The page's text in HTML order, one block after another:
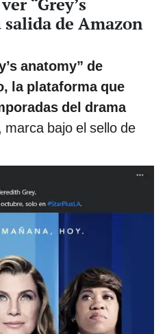
“Grey’s
de Amazon
anatomy” de
la plataforma que
del drama
marca bajo el sello de